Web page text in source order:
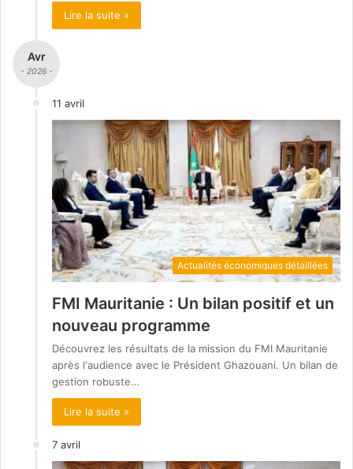
Lire la suite »
Avr
- 2026 -
11 avril
Actualités économiques détaillées
FMI Mauritanie : Un bilan positif et un
nouveau programme
Découvrez les résultats de la mission du FMI Mauritanie
après l'audience avec le Président Ghazouani. Un bilan de
gestion robuste…
Lire la suite »
7 avril